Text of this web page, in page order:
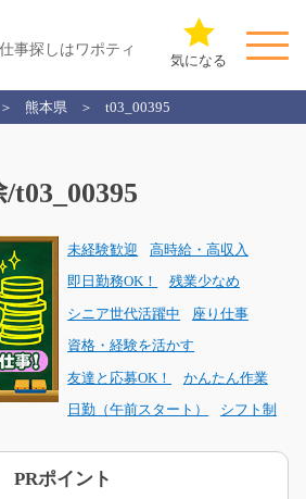
事探しはワポティ
気になる
熊本県 t03_00395
t03_00395
未経験歓迎 高時給・高収入
即日勤務OK！ 残業少なめ
シニア世代活躍中 座り仕事
資格・経験を活かす
友達と応募OK！ かんたん作業
日勤（午前スタート） シフト制
PRポイント